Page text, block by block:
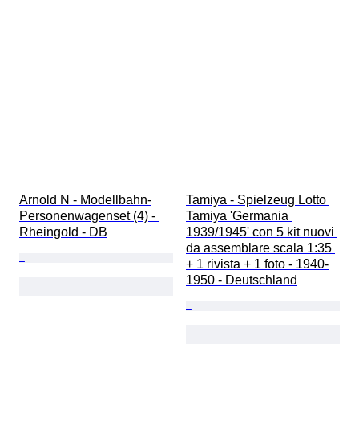
Arnold N - Modellbahn-
Personenwagenset (4) -
Rheingold - DB
Tamiya - Spielzeug Lotto
Tamiya 'Germania
1939/1945' con 5 kit nuovi
da assemblare scala 1:35
+ 1 rivista + 1 foto - 1940-
1950 - Deutschland